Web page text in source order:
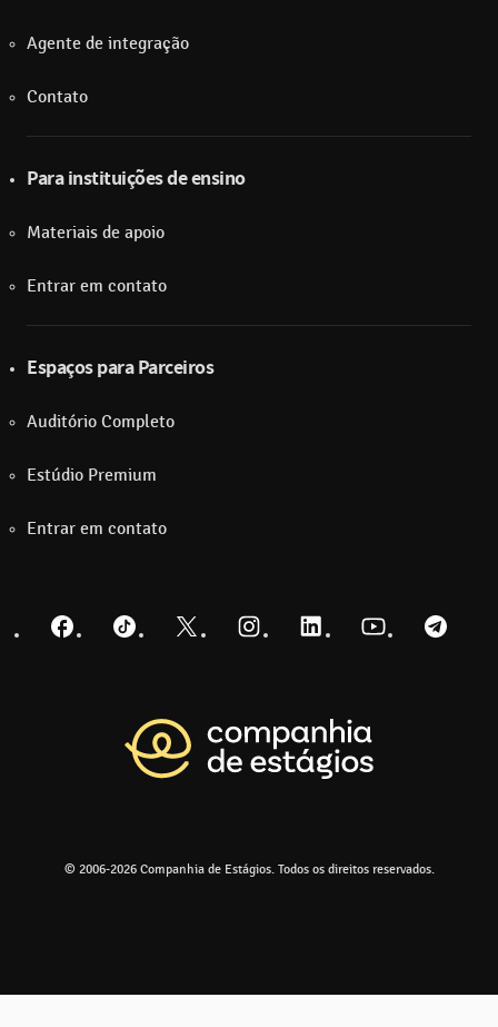
Agente de integração
Contato
Para instituições de ensino
Materiais de apoio
Entrar em contato
Espaços para Parceiros
Auditório Completo
Estúdio Premium
Entrar em contato
FacebookTikTok Twitter InstagramLinkedInYouTube
© 2006-2026 Companhia de Estágios. Todos os direitos reservados.